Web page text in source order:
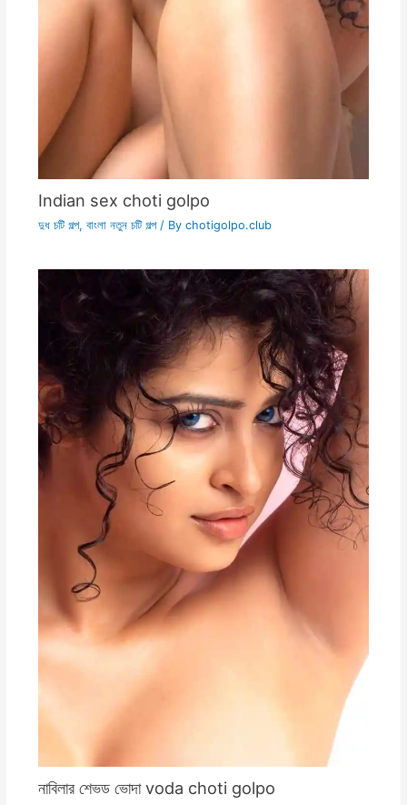
Indian sex choti golpo
দুধ চটি গল্প, বাংলা নতুন চটি গল্প/ By chotigolpo.club
নাবিলার শেভড ভোদা voda choti golpo